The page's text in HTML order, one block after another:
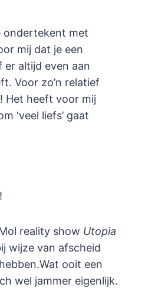
ondertekent met
mij dat je een
altijd even aan
Voor zo’n relatief
Het heeft voor mij
‘veel liefs’ gaat
reality show Utopia
wijze van afscheid
ooit een
wel jammer eigenlijk.